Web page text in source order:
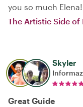
you so much
The Artistic Side
Skyler
Great Guide